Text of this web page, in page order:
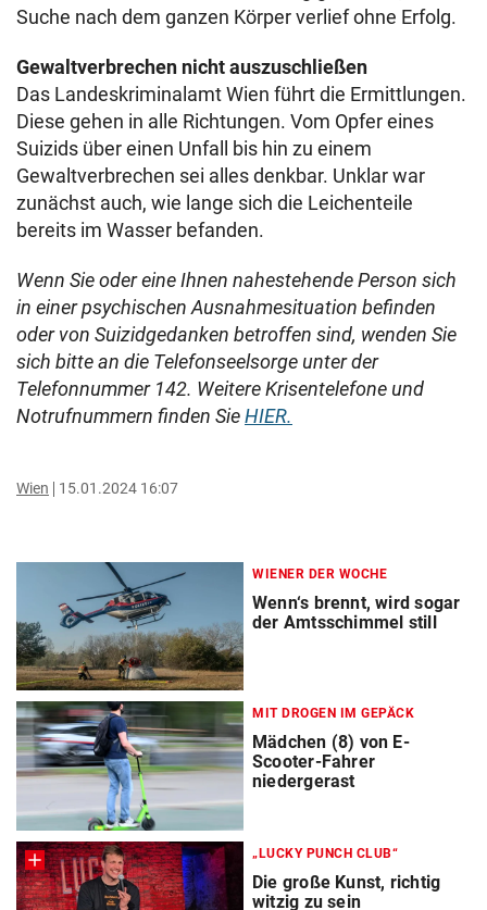
Suche nach dem ganzen Körper verlief ohne Erfolg.
Gewaltverbrechen nicht auszuschließen
Das Landeskriminalamt Wien führt die Ermittlungen.
Diese gehen in alle Richtungen. Vom Opfer eines
Suizids über einen Unfall bis hin zu einem
Gewaltverbrechen sei alles denkbar. Unklar war
zunächst auch, wie lange sich die Leichenteile
bereits im Wasser befanden.
Wenn Sie oder eine Ihnen nahestehende Person sich
in einer psychischen Ausnahmesituation befinden
oder von Suizidgedanken betroffen sind, wenden Sie
sich bitte an die Telefonseelsorge unter der
Telefonnummer 142. Weitere Krisentelefone und
Notrufnummern finden SieHIER.
Wien 15.01.2024 16:07
WIENER DER WOCHE
Wenn‘s brennt, wird sogar
der Amtsschimmel still
MIT DROGEN IM GEPÄCK
Mädchen (8) von E-
Scooter-Fahrer
niedergerast
„LUCKY PUNCH CLUB“
Die große Kunst, richtig
witzig zu sein